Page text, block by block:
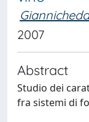
2007
Abstract
Studio dei
fra sistemi di